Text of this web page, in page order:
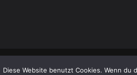
rights reserved.
Diese Website benutzt Cookies. Wenn